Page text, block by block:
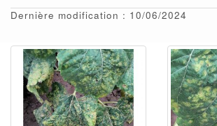
Dernière modification : 10/06/2024